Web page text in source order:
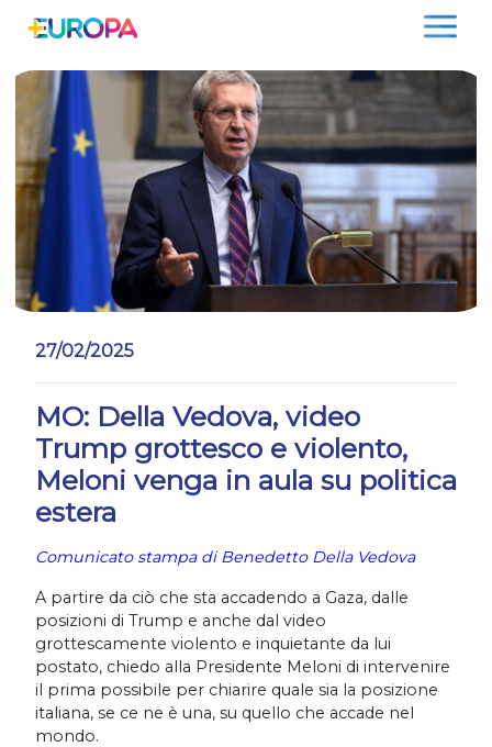
27/02/2025
MO: Della Vedova, video
Trump grottesco e violento,
Meloni venga in aula su politica
estera
Comunicato stampa di Benedetto Della Vedova
A partire da ciò che sta accadendo a Gaza, dalle
posizioni di Trump e anche dal video
grottescamente violento e inquietante da lui
postato, chiedo alla Presidente Meloni di intervenire
il prima possibile per chiarire quale sia la posizione
italiana, se ce ne è una, su quello che accade nel
mondo.